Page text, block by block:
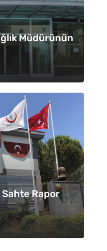
Müdürünün
Rapor